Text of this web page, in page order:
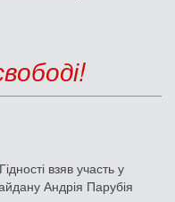
взяв участь у
Андрія Парубія